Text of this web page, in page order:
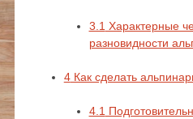
3.1Характерные
разновидности
4Как сделать
4.1